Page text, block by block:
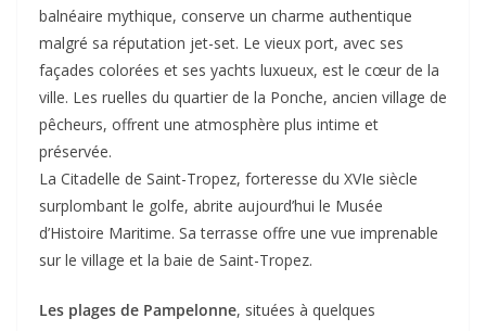
balnéaire mythique, conserve un charme authentique
malgré sa réputation jet-set. Le vieux port, avec ses
façades colorées et ses yachts luxueux, est le cœur de la
ville. Les ruelles du quartier de la Ponche, ancien village de
pêcheurs, offrent une atmosphère plus intime et
préservée.
La Citadelle de Saint-Tropez, forteresse du XVIe siècle
surplombant le golfe, abrite aujourd’hui le Musée
d’Histoire Maritime. Sa terrasse offre une vue imprenable
sur le village et la baie de Saint-Tropez.
Les plages de Pampelonne, situées à quelques